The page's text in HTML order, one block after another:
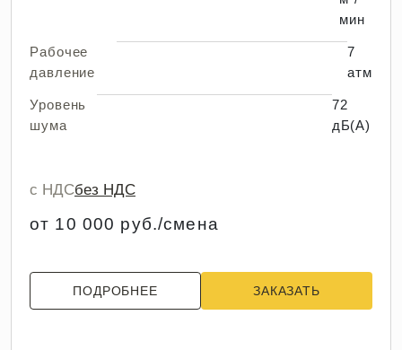
мин
Рабочее
давление
7
атм
Уровень
шума
72
дБ(А)
с НДСбез НДС
от 10 000 руб./смена
ПОДРОБНЕЕ ЗАКАЗАТЬ